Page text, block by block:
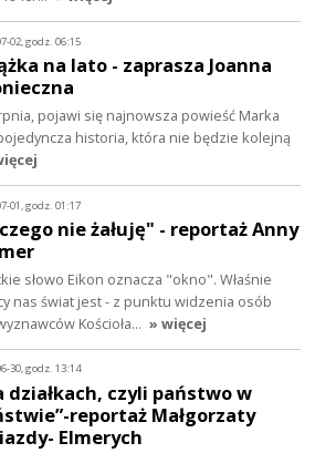
02, godz. 06:15
na lato - zaprasza Joanna
pojawi się najnowsza powieść Marka
historia, która nie będzie kolejną
01, godz. 01:17
nie żałuję" - reportaż Anny
słowo Eikon oznacza "okno". Właśnie
nas świat jest - z punktu widzenia osób
Kościoła… » więcej
30, godz. 13:14
działkach, czyli państwo w
reportaż Małgorzaty
Elmerych